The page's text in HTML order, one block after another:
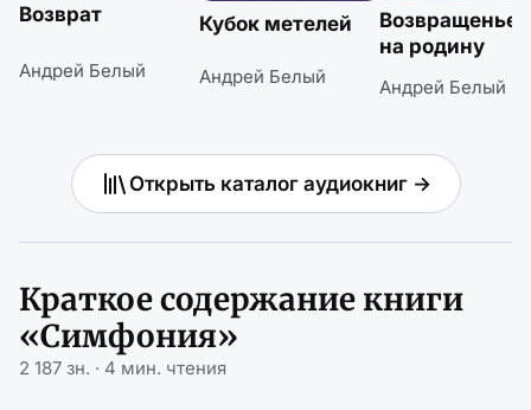
Возврат
Андрей Белый
Кубок метелей
Андрей Белый
Возвращенье
на родину
Андрей Белый
Открыть каталог аудиокниг →
Краткое содержание книги
«Симфония»
2 187 зн. · 4 мин. чтения